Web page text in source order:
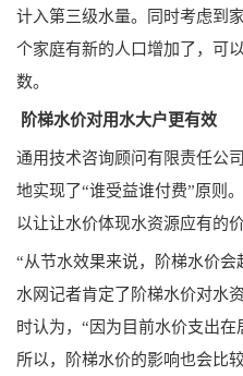
计入第三级水量。同时考虑到
个家庭有新的人口增加了，可
数。
阶梯水价对用水大户更有效
通用技术咨询顾问有限责任公
地实现了“谁受益谁付费”原则
以让让水价体现水资源应有的价
“从节水效果来说，阶梯水价会
水网记者肯定了阶梯水价对水
时认为，“因为目前水价支出在
所以，阶梯水价的影响也会比